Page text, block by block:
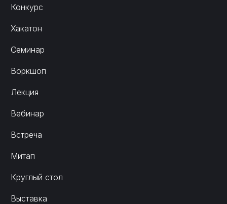
Конкурс
Хакатон
Семинар
Воркшоп
Лекция
Вебинар
Встреча
Митап
Круглый стол
Выставка